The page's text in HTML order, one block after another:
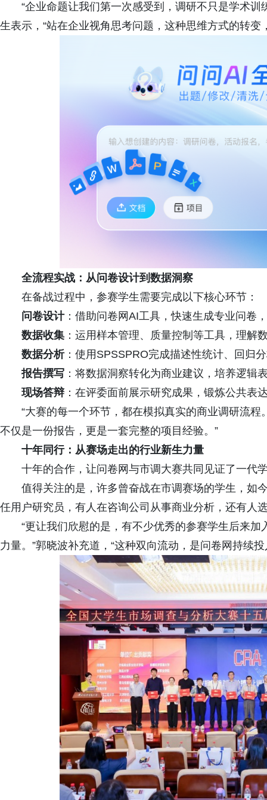
“企业命题让我们第一次感受到，调研不只是学术
生表示，“站在企业视角思考问题，这种思维方式的转变
全流程实战：从问卷设计到数据洞察
在备战过程中，参赛学生需要完成以下核心环节：
问卷设计：借助问卷网AI工具，快速生成专业问卷
数据收集 ：运用样本管理、质量控制等工具，理解
数据分析：使用SPSSPRO完成描述性统计、回归
报告撰写 ：将数据洞察转化为商业建议，培养逻辑
现场答辩 ：在评委面前展示研究成果，锻炼公共表
“大赛的每一个环节，都在模拟真实的商业调研流
不仅是一份报告，更是一套完整的项目经验。”
十年 同行：从赛场走出的行业新生力量
十年的合作，让问卷网与市调大赛共同见证了一代
值得关注的是，许多曾奋战在市调赛场的学生，
任用户研究员，有人在咨询公司从事商业分析，还有人
“更让我们欣慰的是，有不少优秀的参赛学生后来
力量。”郭晓波补充道，“这种双向流动，是问卷网持续